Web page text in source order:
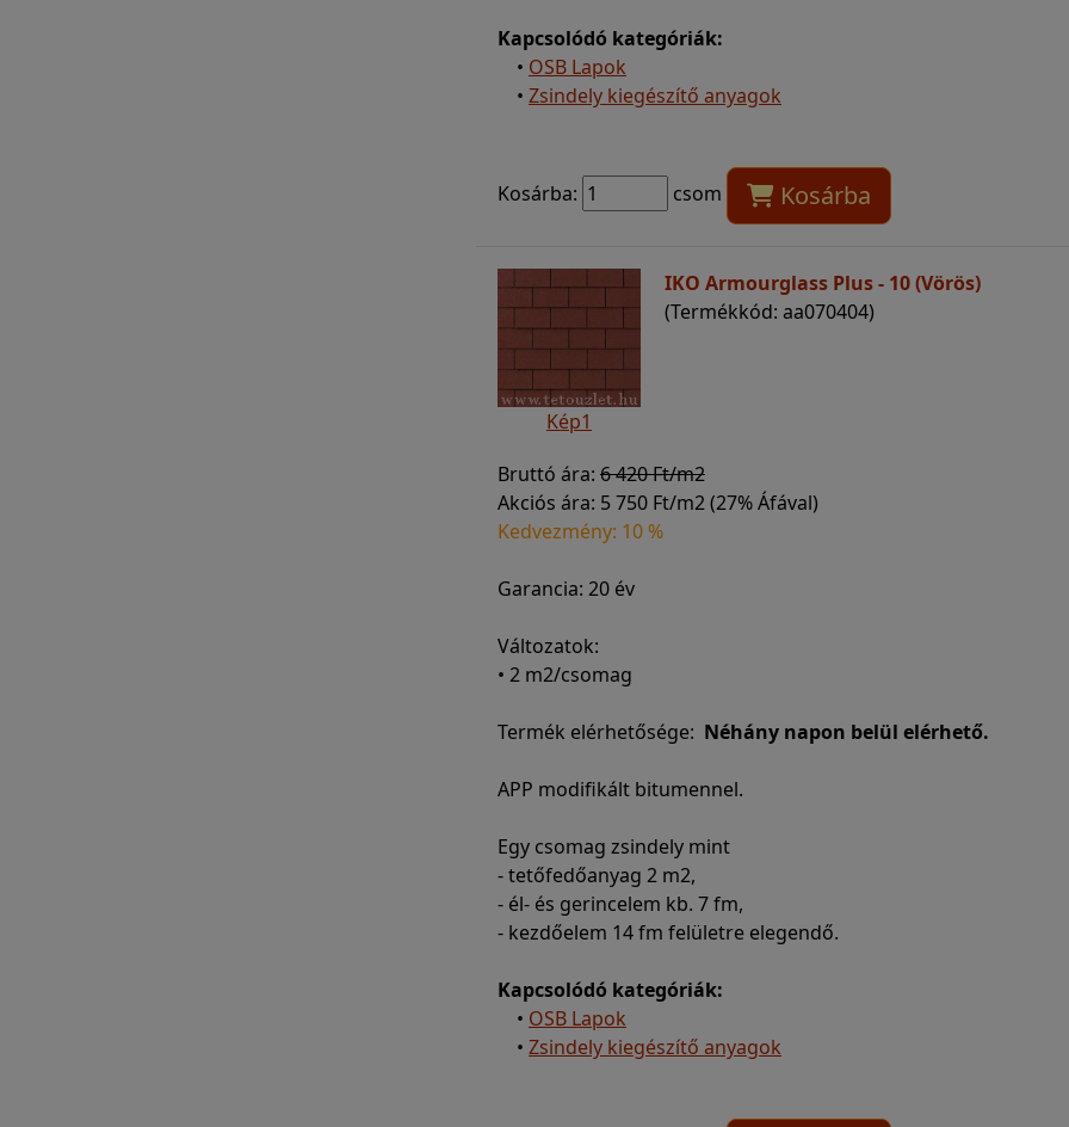
Kapcsolódó kategóriák:
• OSB Lapok
• Zsindely kiegészítő anyagok
Kosárba: csom Kosárba
Kép1
IKO Armourglass Plus - 10 (Vörös)
(Termékkód: aa070404)
Bruttó ára: 6 420 Ft/m2
Akciós ára: 5 750 Ft/m2 (27% Áfával)
Kedvezmény: 10 %
Garancia: 20 év
Változatok:
• 2 m2/csomag
Termék elérhetősége: Néhány napon belül elérhető.
APP modifikált bitumennel.
Egy csomag zsindely mint
- tetőfedőanyag 2 m2,
- él- és gerincelem kb. 7 fm,
- kezdőelem 14 fm felületre elegendő.
Kapcsolódó kategóriák:
• OSB Lapok
• Zsindely kiegészítő anyagok